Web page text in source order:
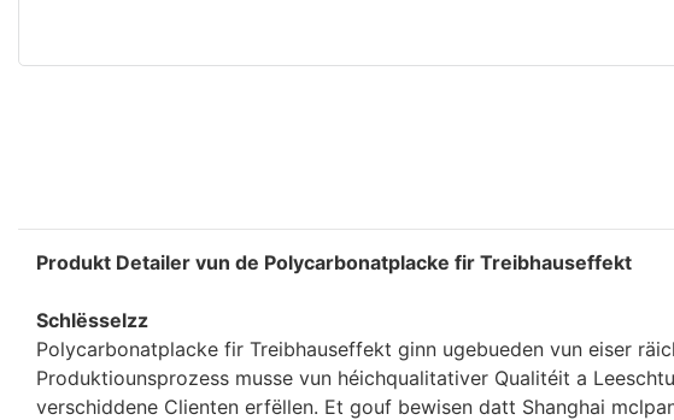
Produkt Detailer vun de Polycarbonatplacke fir Treibhauseffekt
Schlësselzz
Polycarbonatplacke fir Treibhauseffekt ginn ugebueden vun eiser
Produktiounsprozess musse vun héichqualitativer Qualitéit a
verschiddene Clienten erfëllen. Et gouf bewisen datt Shanghai